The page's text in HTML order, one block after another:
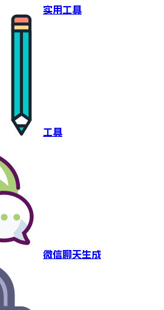
实用工具
工具
微信聊天生成